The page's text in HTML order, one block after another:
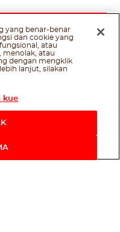
yang benar-benar
dan cookie yang
atau
menolak, atau
dengan mengklik
lanjut, silakan
kue